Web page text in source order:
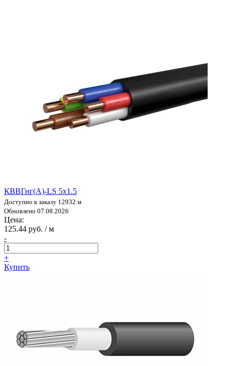
КВВГнг(А)-LS 5х1.5
Доступно к заказу 12932 м
Обновлено 07.08.2026
Цена:
125.44 руб. / м
-
+
Купить